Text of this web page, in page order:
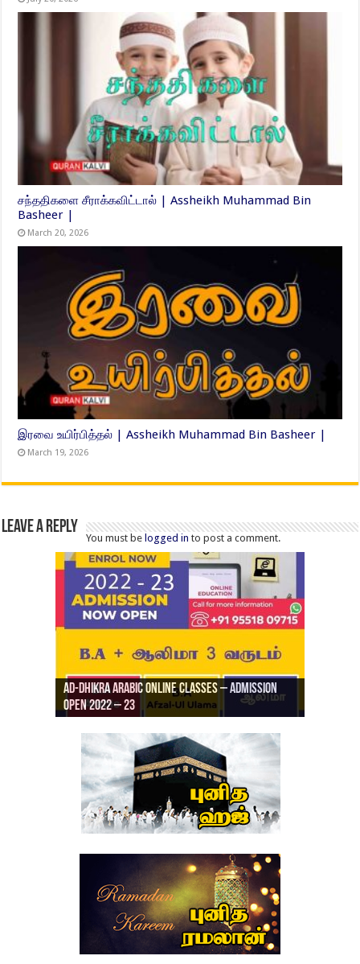
சந்ததிகளை சீராக்கவிட்டால் | Assheikh Muhammad Bin
Basheer |
March 20, 2026
இரவை உயிர்பித்தல் | Assheikh Muhammad Bin Basheer |
March 19, 2026
Leave a Reply
You must belogged in to post a comment.
Ad-Dhikra Arabic Online Classes – Admission
Open 2022 – 23
Ad-Dhikra Arabic Online Classes – BA Arabic
AD DHIKRA ARABIC COLLEGE ADMISSION
ரியாத் ஜும்ஆ தமிழாக்கம், Jamia Al Hajiri
Masjid (Kuwait Masjid), Malaz, Riyadh